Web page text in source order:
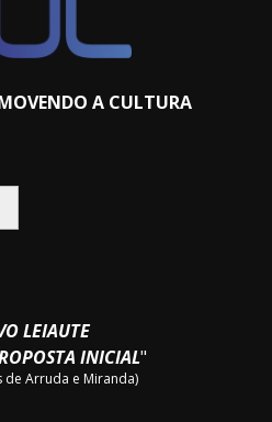
A CULTURA
LEIAUTE
INICIAL"
de Arruda e Miranda)